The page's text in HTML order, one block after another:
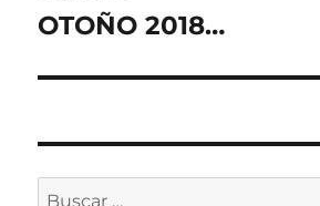
Entrada
OTOÑO 2018…
Buscar